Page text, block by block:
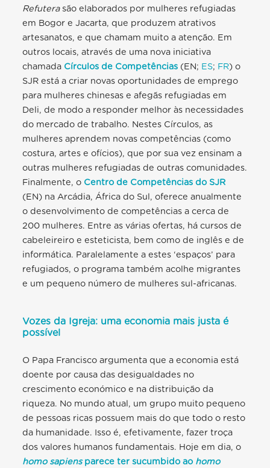
Refuterasão elaborados por mulheres refugiadas
em Bogor e Jacarta, que produzem atrativos
artesanatos, e que chamam muito a atenção. Em
outros locais, através de uma nova iniciativa
chamada Círculos de Competências (EN; ES; FR) o
SJR está a criar novas oportunidades de emprego
para mulheres chinesas e afegãs refugiadas em
Deli, de modo a responder melhor às necessidades
do mercado de trabalho. Nestes Círculos, as
mulheres aprendem novas competências (como
costura, artes e ofícios), que por sua vez ensinam a
outras mulheres refugiadas de outras comunidades.
Finalmente, o Centrode Competências do SJR
(EN) na Arcádia, África do Sul, oferece anualmente
o desenvolvimento de competências a cerca de
200 mulheres. Entre as várias ofertas, há cursos de
cabeleireiro e esteticista, bem como de inglês e de
informática. Paralelamente a estes ‘espaços’ para
refugiados, o programa também acolhe migrantes
e um pequeno número de mulheres sul-africanas.
Vozes da Igreja: uma economia mais justa é
possível
O Papa Francisco argumenta que a economia está
doente por causa das desigualdades no
crescimento económico e na distribuição da
riqueza. No mundo atual, um grupo muito pequeno
de pessoas ricas possuem mais do que todo o resto
da humanidade. Isso é, efetivamente, fazer troça
dos valores humanos fundamentais. Hoje em dia, o
homo sapiensparece ter sucumbido ao homo